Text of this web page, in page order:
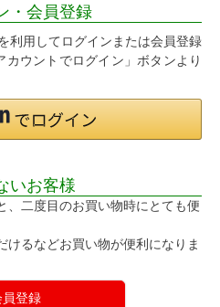
・会員登録
利用してログインまたは会員登録
カウントでログイン」ボタンより
いお客様
、二度目のお買い物時にとても便
けるなどお買い物が便利になりま
員登録